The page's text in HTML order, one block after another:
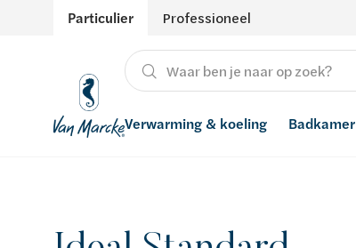
Particulier Professioneel
Verwarming & koeling
Koeling
Badkamer
Badkamers met richtprijs
Ventilatie
Waterfilters